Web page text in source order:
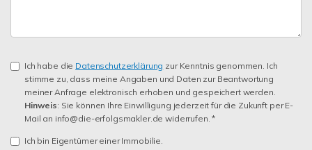
Ich habe die Datenschutzerklärung zur Kenntnis genommen. Ich
stimme zu, dass meine Angaben und Daten zur Beantwortung
meiner Anfrage elektronisch erhoben und gespeichert werden.
Hinweis: Sie können Ihre Einwilligung jederzeit für die Zukunft per E-
Mail an info@die-erfolgsmakler.de widerrufen. *
Ich bin Eigentümer einer Immobilie.